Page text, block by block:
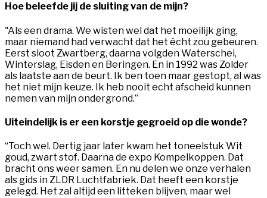
Hoe beleefde jij de sluiting van de mijn?
"Als een drama. We wisten wel dat het moeilijk ging,
maar niemand had verwacht dat het écht zou gebeuren.
Eerst sloot Zwartberg, daarna volgden Waterschei,
Winterslag, Eisden en Beringen. En in 1992 was Zolder
als laatste aan de beurt. Ik ben toen maar gestopt, al was
het niet mijn keuze. Ik heb nooit echt afscheid kunnen
nemen van mijnondergrond.”
Uiteindelijk is er een korstje gegroeid op die wonde?
“Toch wel. Dertig jaar later kwam het toneelstuk Wit
goud, zwart stof. Daarna de expo Kompelkoppen. Dat
bracht ons weer samen. En nu delen we onze verhalen
als gids in ZLDR Luchtfabriek. Dat heeft een korstje
gelegd. Het zal altijd een litteken blijven, maar wel